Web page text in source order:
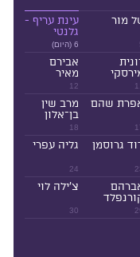
מור
6 (היום)
עינת עריף -
גלנטי
12
אבירם
מאיר
שהם
18
מרב שין
בן־אלון
גרוסמן
24
גליה עפרי
30
צ'ילה לוי